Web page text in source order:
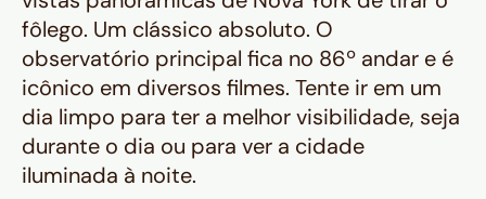
fôlego. Um clássico absoluto. O
observatório principal fica no 86º andar e é
icônico em diversos filmes. Tente ir em um
dia limpo para ter a melhor visibilidade, seja
durante o dia ou para ver a cidade
iluminada à noite.